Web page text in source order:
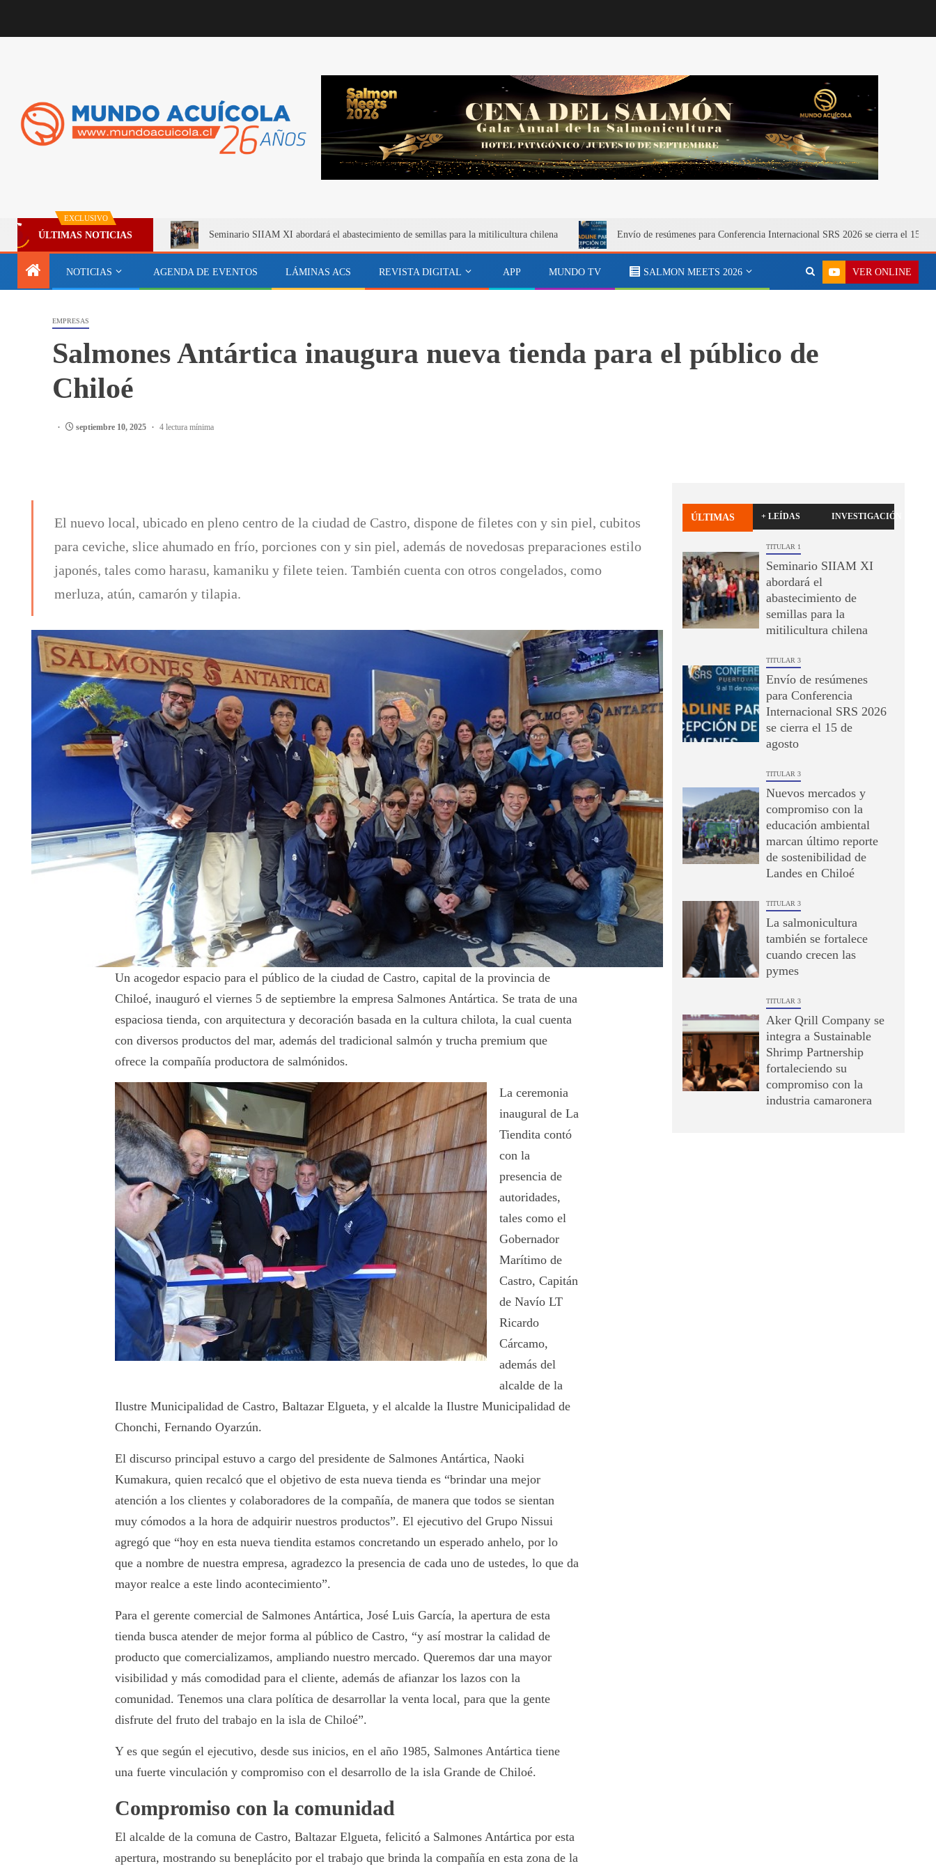
EXCLUSIVO
ÚLTIMAS NOTICIAS Seminario SIIAM XI abordará el abastecimiento de semillas para la mitilicultura chilena Envío de resúmenes para Conferencia Internacional SRS 2026 se cierra el 15 de
NOTICIAS AGENDA DE EVENTOS LÁMINAS ACS REVISTA DIGITAL APP MUNDO TV SALMON MEETS 2026 VER ONLINE
EMPRESAS
Salmones Antártica inaugura nueva tienda para el público de
Chiloé
septiembre 10, 2025 4 lectura mínima
El nuevo local, ubicado en pleno centro de la ciudad de Castro, dispone de filetes con y sin piel, cubitos
para ceviche, slice ahumado en frío, porciones con y sin piel, además de novedosas preparaciones estilo
japonés, tales como harasu, kamaniku y filete teien. También cuenta con otros congelados, como
merluza, atún, camarón y tilapia.
Un acogedor espacio para el público de la ciudad de Castro, capital de la provincia de
Chiloé, inauguró el viernes 5 de septiembre la empresa Salmones Antártica. Se trata de una
espaciosa tienda, con arquitectura y decoración basada en la cultura chilota, la cual cuenta
con diversos productos del mar, además del tradicional salmón y trucha premium que
ofrece la compañía productora de salmónidos.
La ceremonia
inaugural de La
Tiendita contó
con la
presencia de
autoridades,
tales como el
Gobernador
Marítimo de
Castro, Capitán
de Navío LT
Ricardo
Cárcamo,
además del
alcalde de la
Ilustre Municipalidad de Castro, Baltazar Elgueta, y el alcalde la Ilustre Municipalidad de
Chonchi, Fernando Oyarzún.
El discurso principal estuvo a cargo del presidente de Salmones Antártica, Naoki
Kumakura, quien recalcó que el objetivo de esta nueva tienda es “brindar una mejor
atención a los clientes y colaboradores de la compañía, de manera que todos se sientan
muy cómodos a la hora de adquirir nuestros productos”. El ejecutivo del Grupo Nissui
agregó que “hoy en esta nueva tiendita estamos concretando un esperado anhelo, por lo
que a nombre de nuestra empresa, agradezco la presencia de cada uno de ustedes, lo que da
mayor realce a este lindo acontecimiento”.
Para el gerente comercial de Salmones Antártica, José Luis García, la apertura de esta
tienda busca atender de mejor forma al público de Castro, “y así mostrar la calidad de
producto que comercializamos, ampliando nuestro mercado. Queremos dar una mayor
visibilidad y más comodidad para el cliente, además de afianzar los lazos con la
comunidad. Tenemos una clara política de desarrollar la venta local, para que la gente
disfrute del fruto del trabajo en la isla de Chiloé”.
Y es que según el ejecutivo, desde sus inicios, en el año 1985, Salmones Antártica tiene
una fuerte vinculación y compromiso con el desarrollo de la isla Grande de Chiloé.
Compromiso con la comunidad
El alcalde de la comuna de Castro, Baltazar Elgueta, felicitó a Salmones Antártica por esta
apertura, mostrando su beneplácito por el trabajo que brinda la compañía en esta zona de la
ÚLTIMAS + LEÍDAS INVESTIGACIÓN
TITULAR 1
Seminario SIIAM XI
abordará el
abastecimiento de
semillas para la
mitilicultura chilena
TITULAR 3
Envío de resúmenes
para Conferencia
Internacional SRS 2026
se cierra el 15 de
agosto
TITULAR 3
Nuevos mercados y
compromiso con la
educación ambiental
marcan último reporte
de sostenibilidad de
Landes en Chiloé
TITULAR 3
La salmonicultura
también se fortalece
cuando crecen las
pymes
TITULAR 3
Aker Qrill Company se
integra a Sustainable
Shrimp Partnership
fortaleciendo su
compromiso con la
industria camaronera